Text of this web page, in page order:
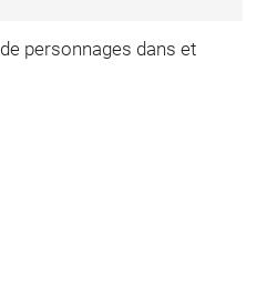
personnages dans et